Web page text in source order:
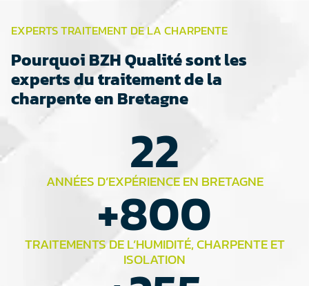
EXPERTS TRAITEMENT DE LA CHARPENTE
Pourquoi BZH Qualité sont les
experts du traitement de la
charpente en Bretagne
ANNÉES D’EXPÉRIENCE EN BRETAGNE
22
TRAITEMENTS DE L’HUMIDITÉ, CHARPENTE ET
ISOLATION
+800